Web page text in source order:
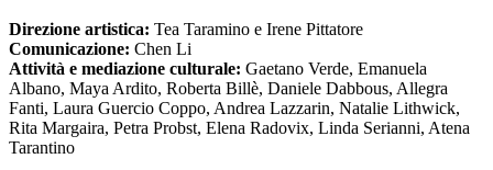
Direzione artistica: Tea Taramino e Irene Pittatore
Comunicazione: Chen Li
Attività e mediazione culturale: Gaetano Verde, Emanuela
Albano, Maya Ardito, Roberta Billè, Daniele Dabbous, Allegra
Fanti, Laura Guercio Coppo, Andrea Lazzarin, Natalie Lithwick,
Rita Margaira, Petra Probst, Elena Radovix, Linda Serianni, Atena
Tarantino